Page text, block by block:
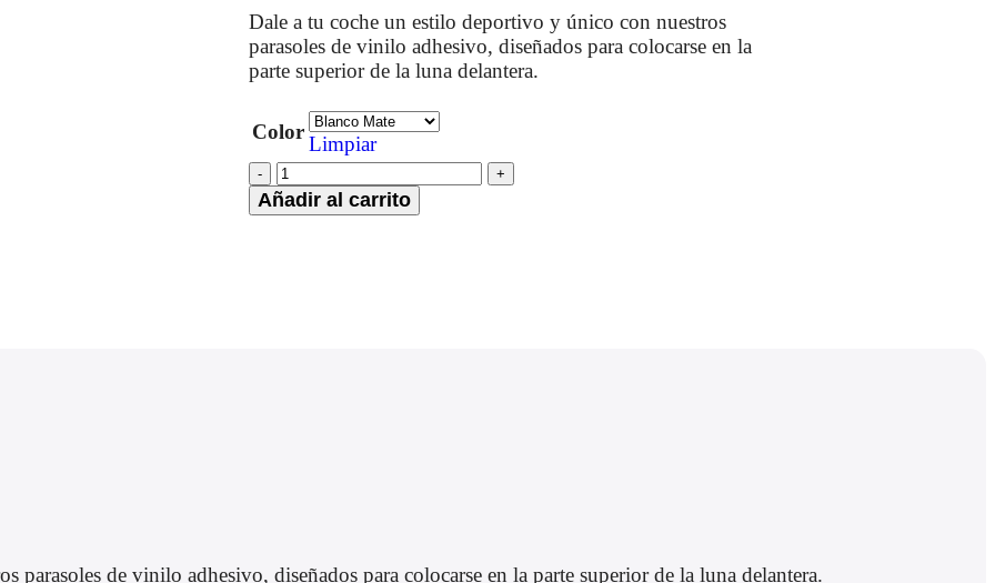
Dale a tu coche un estilo deportivo y único con nuestros
parasoles de vinilo adhesivo, diseñados para colocarse en la
parte superior de la luna delantera.
Color
Limpiar
Añadir al carrito
de vinilo adhesivo, diseñados para colocarse en la parte superior de la luna delantera.